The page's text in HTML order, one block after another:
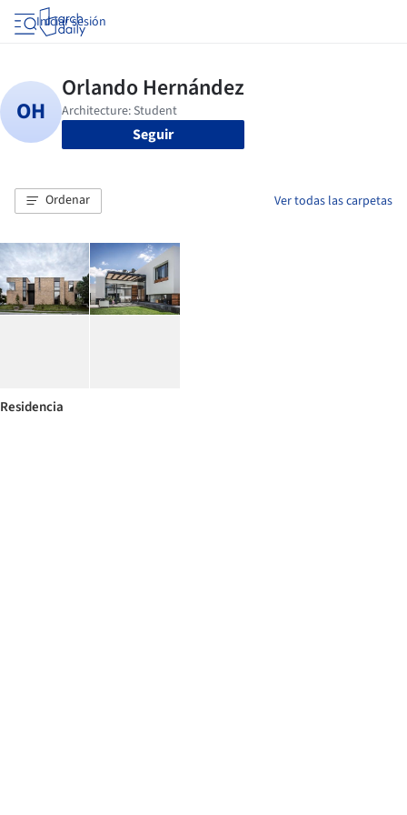
Iniciar sesión
Seguir
Ordenar Ver todas las carpetas
Residencia